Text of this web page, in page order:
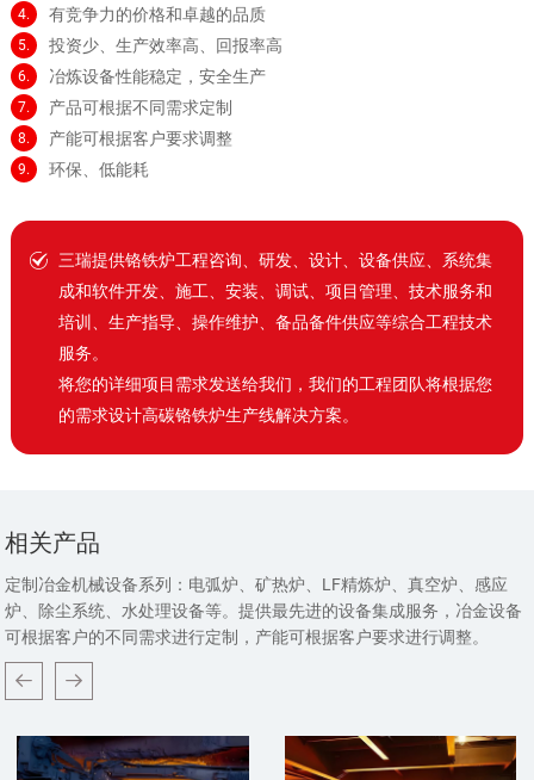
4. 有竞争力的价格和卓越的品质
5. 投资少、生产效率高、回报率高
6. 冶炼设备性能稳定，安全生产
7. 产品可根据不同需求定制
8. 产能可根据客户要求调整
9. 环保、低能耗
三瑞提供铬铁炉工程咨询、研发、设计、设备供应、系统集
成和软件开发、施工、安装、调试、项目管理、技术服务和
培训、生产指导、操作维护、备品备件供应等综合工程技术
服务。
将您的详细项目需求发送给我们，我们的工程团队将根据您
的需求设计高碳铬铁炉生产线解决方案。
相关产品
定制冶金机械设备系列：电弧炉、矿热炉、LF精炼炉、真空炉、感应
炉、除尘系统、水处理设备等。提供最先进的设备集成服务，冶金设备
可根据客户的不同需求进行定制，产能可根据客户要求进行调整。